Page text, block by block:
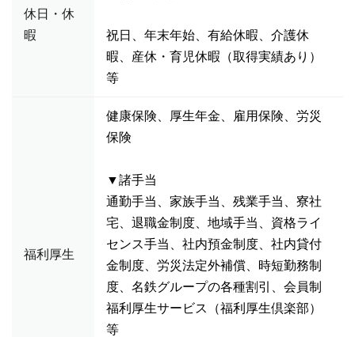
休日・休
暇
祝日、年末年始、有給休暇、介護休
暇、産休・育児休暇（取得実績あり）
等
福利厚生
健康保険、厚生年金、雇用保険、労災
保険
▼諸手当
通勤手当、家族手当、残業手当、寮社
宅、退職金制度、地域手当、資格ライ
センス手当、社内預金制度、社内貸付
金制度、労災法定外補償、時短勤務制
度、名鉄グループの各種割引、会員制
福利厚生サービス（福利厚生倶楽部）
等